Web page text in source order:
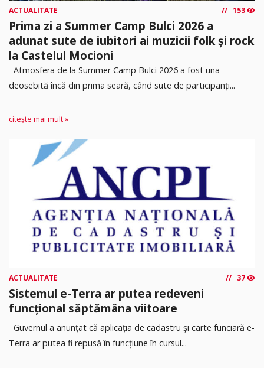
ACTUALITATE 153
Prima zi a Summer Camp Bulci 2026 a
adunat sute de iubitori ai muzicii folk și rock
la Castelul Mocioni
Atmosfera de la Summer Camp Bulci 2026 a fost una
deosebită încă din prima seară, când sute de participanți...
citește mai mult »
ACTUALITATE 37
Sistemul e-Terra ar putea redeveni
funcțional săptămâna viitoare
Guvernul a anunțat că aplicația de cadastru și carte funciară e-
Terra ar putea fi repusă în funcțiune în cursul...